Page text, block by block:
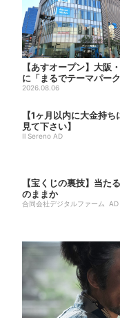
【あすオープン】大阪
に「まるでテーマパー
巨大スポーツ店、461ブ
2026.08.06
【1ヶ月以内に大金持
見て下さい】
Il Sereno AD
【宝くじの裏技】当た
のままか
合同会社デジタルファーム AD